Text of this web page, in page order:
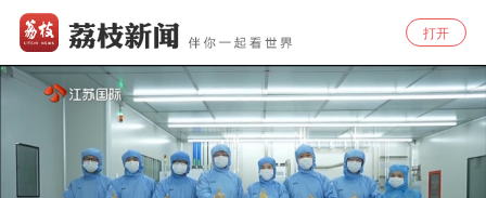
打开